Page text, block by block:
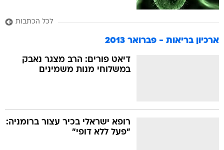
לכל הכתבות
ארכיון בריאות - פברואר 2013
דיאט פורים: הרב מצגר נאבק
במשלוחי מנות משמינים
רופא ישראלי בכיר עצור ברומניה:
"פעל ללא דופי"